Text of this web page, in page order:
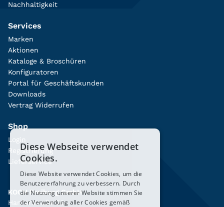
Nachhaltigkeit
Services
Marken
Aktionen
Kataloge & Broschüren
Konfiguratoren
Portal für Geschäftskunden
Downloads
Vertrag Widerrufen
Shop
Login
Registrierung
Lieferservice
KOCH Freiburg GmbH
Hanferstraße 26
Diese Webseite verwendet
Cookies.
Diese Website verwendet Cookies, um die
Benutzererfahrung zu verbessern. Durch
die Nutzung unserer Website stimmen Sie
der Verwendung aller Cookies gemäß